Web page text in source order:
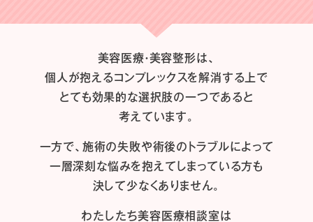
美容医療・美容整形は、
個人が抱えるコンプレックスを解消する上で
とても効果的な選択肢の一つであると
考えています。
一方で、施術の失敗や術後のトラブルによって
一層深刻な悩みを抱えてしまっている方も
決して少なくありません。
わたしたち美容医療相談室は